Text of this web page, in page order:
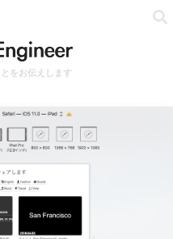
をお伝えします